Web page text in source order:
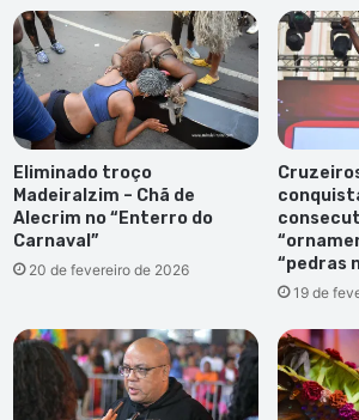
Eliminado troço
Madeiralzim – Chã de
Alecrim no “Enterro do
Carnaval”
20 de fevereiro de 2026
“pedras
19 de